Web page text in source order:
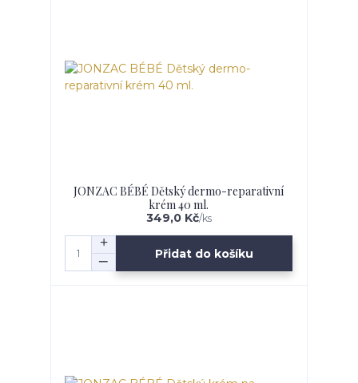
JONZAC BÉBÉ Dětský dermo-reparativní
krém 40 ml.
349,0 Kč/ks
Přidat do košíku